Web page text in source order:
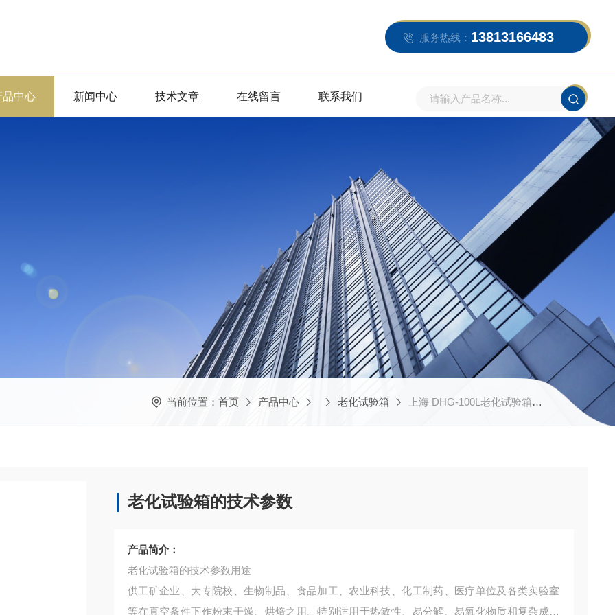
服务热线： 13813166483
品中心 新闻中心 技术文章 在线留言 联系我们
当前位置： 首页 产品中心 老化试验箱 上海 DHG-100L老化试验箱的技术参数
老化试验箱的技术参数
产品简介：
老化试验箱的技术参数用途
供工矿企业、大专院校、生物制品、食品加工、农业科技、化工制药、医疗单位及各类实验室
等在真空条件下作粉末干燥、烘焙之用。特别适用于热敏性、易分解、易氧化物质和复杂成分